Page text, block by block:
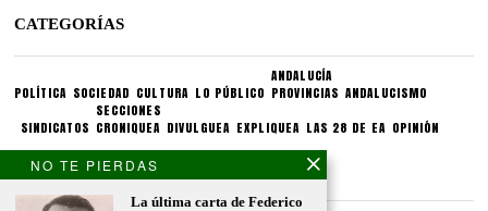
CATEGORÍAS
POLÍTICA SOCIEDAD CULTURA LO PÚBLICO
ANDALUCÍA
PROVINCIAS ANDALUCISMO
SINDICATOS
SECCIONES
CRONIQUEA DIVULGUEA EXPLIQUEA LAS 28 DE EA OPINIÓN
CONDICIONES LEGALES
NO TE PIERDAS
La última carta de Federico